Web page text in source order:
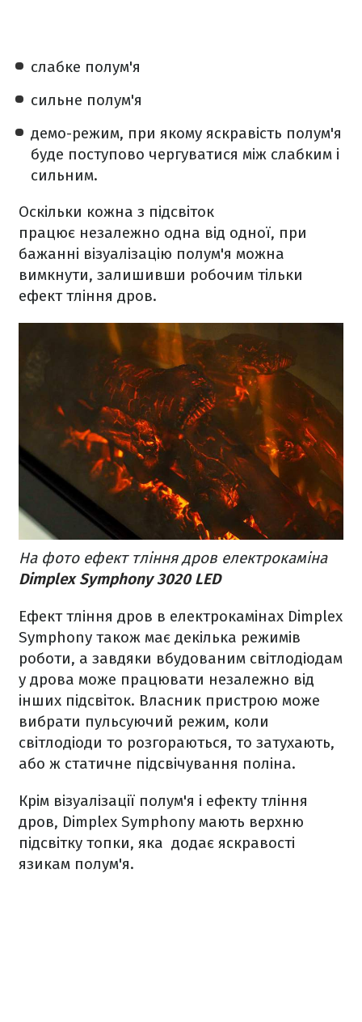
слабке полум'я
сильне полум'я
демо-режим, при якому яскравість полум'я
буде поступово чергуватися між слабким і
сильним.
Оскільки кожна з підсвіток
працює незалежно одна від одної, при
бажанні візуалізацію полум'я можна
вимкнути, залишивши робочим тільки
ефект тління дров.
На фото ефект тління дров електрокаміна
Dimplex Symphony 3020 LED
Ефект тління дров в електрокамінах Dimplex
Symphony також має декілька режимів
роботи, а завдяки вбудованим світлодіодам
у дрова може працювати незалежно від
інших підсвіток. Власник пристрою може
вибрати пульсуючий режим, коли
світлодіоди то розгораються, то затухають,
або ж статичне підсвічування поліна.
Крім візуалізації полум'я і ефекту тління
дров, Dimplex Symphony мають верхню
підсвітку топки, яка додає яскравості
язикам полум'я.